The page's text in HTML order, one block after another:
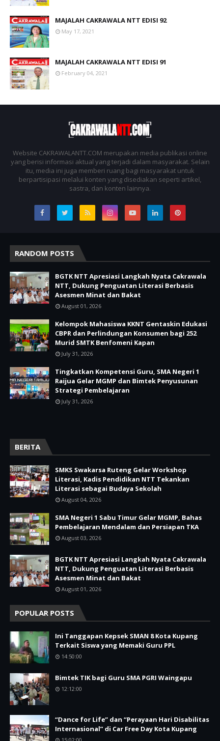
MAJALAH CAKRAWALA NTT EDISI 92
May 17, 2021
MAJALAH CAKRAWALA NTT EDISI 91
February 04, 2021
Website CAKRAWALANTT.COM merupakan media publikasi online
yang berisi informasi aktual yang terjadi dalam masyarakat. Selain
itu, media ini juga memberi ruang bagi masyarakat untuk
berpartisipasi melalui konten yang disediakan seperti artikel,
sastra, dan konten lainnya.
RANDOM POSTS
BGTK NTT Apresiasi Langkah Nyata Cakrawala
NTT, Dukung Penguatan Literasi Berbasis
Asesmen Minat dan Bakat
August 01, 2026
Kelompok Mahasiswa KKNT Gentaskin Edukasi
CBPR dan Perlindungan Konsumen bagi 252
Murid SMTK Benfomeni Kapan
July 31, 2026
Tingkatkan Kompetensi Guru, SMA Negeri 1
Raijua Gelar MGMP dan Bimtek Penyusunan
Strategi Pembelajaran
July 31, 2026
BERITA
SMKS Swakarsa Ruteng Gelar Workshop
Literasi, Kadis Pendidikan NTT Tekankan
Literasi sebagai Budaya Sekolah
August 04, 2026
SMA Negeri 1 Sabu Timur Gelar MGMP, Bahas
Pembelajaran Mendalam dan Persiapan TKA
August 03, 2026
BGTK NTT Apresiasi Langkah Nyata Cakrawala
NTT, Dukung Penguatan Literasi Berbasis
Asesmen Minat dan Bakat
August 01, 2026
POPULAR POSTS
Ini Tanggapan Kepsek SMAN 8 Kota Kupang
Terkait Siswa yang Memaki Guru PPL
14:50:00
Bimtek TIK bagi Guru SMA PGRI Waingapu
12:12:00
“Dance for Life” dan “Perayaan Hari Disabilitas
Internasional” di Car Free Day Kota Kupang